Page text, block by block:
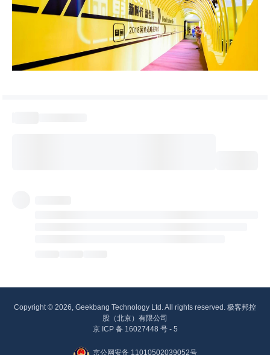
Copyright © 2026, Geekbang Technology Ltd. All rights reserved. 极客邦控
股（北京）有限公司
京 ICP 备 16027448 号 - 5
京公网安备 11010502039052号